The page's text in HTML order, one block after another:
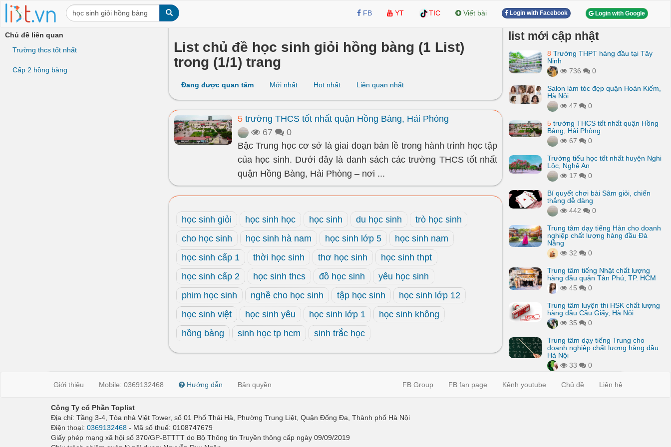
FB YT TIC Viết bài Login with Facebook Login with Google
Chủ đề liên quan
Trường thcs tốt nhất
Cấp 2 hồng bàng
List chủ đề học sinh giỏi hồng bàng (1 List)
trong (1/1) trang
Đang được quan tâm Mới nhất Hot nhất Liên quan nhất
5 trường THCS tốt nhất quận Hồng Bàng, Hải Phòng
67
0
Bậc Trung học cơ sở là giai đoạn bản lề trong hành trình học tập
của học sinh. Dưới đây là danh sách các trường THCS tốt nhất
quận Hồng Bàng, Hải Phòng – nơi ...
học sinh giỏi học sinh học học sinh du học sinh
trò học sinh
cho học sinh
học sinh hà nam học sinh lớp 5
học sinh nam
học sinh cấp 1
thời học sinh thơ học sinh
học sinh thpt
học sinh cấp 2
học sinh thcs đồ học sinh
yêu học sinh
phim học sinh
nghề cho học sinh tập học sinh
học sinh lớp 12
học sinh việt
học sinh yêu học sinh lớp 1
học sinh không
hồng bàng
sinh học tp hcm sinh trắc học
list mới cập nhật
8 Trường THPT hàng đầu tại Tây
Ninh
736
0
Salon làm tóc đẹp quận Hoàn Kiếm,
Hà Nội
47
0
5 trường THCS tốt nhất quận Hồng
Bàng, Hải Phòng
67
0
Trường tiểu học tốt nhất huyện Nghi
Lộc, Nghệ An
17
0
Bí quyết chơi bài Sâm giỏi, chiến
thắng dễ dàng
442
0
Trung tâm dạy tiếng Hàn cho doanh
nghiệp chất lượng hàng đầu Đà
Nẵng
32
0
Trung tâm tiếng Nhật chất lượng
hàng đầu quận Tân Phú, TP. HCM
45
0
Trung tâm luyện thi HSK chất lượng
hàng đầu Cầu Giấy, Hà Nội
35
0
Trung tâm dạy tiếng Trung cho
doanh nghiệp chất lượng hàng đầu
Hà Nội
33
0
Giới thiệu Mobile: 0369132468 Hướng dẫn Bản quyền FB Group FB fan page Kênh youtube Chủ đề Liên hệ
Công Ty cổ Phần Toplist
Địa chỉ: Tầng 3-4, Tòa nhà Việt Tower, số 01 Phố Thái Hà, Phường Trung Liệt, Quận Đống Đa, Thành phố Hà Nội
Điện thoại: 0369132468 - Mã số thuế: 0108747679
Giấy phép mạng xã hội số 370/GP-BTTTT do Bộ Thông tin Truyền thông cấp ngày 09/09/2019